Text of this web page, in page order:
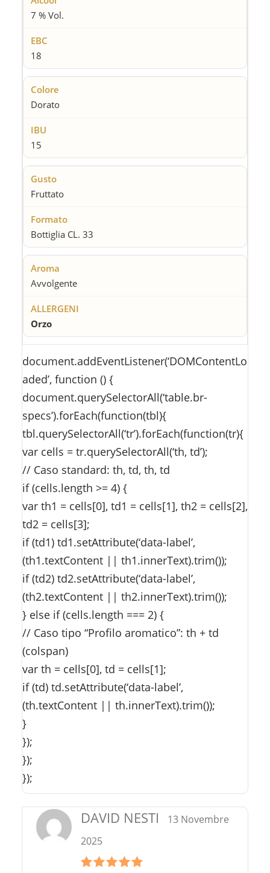
7 % Vol.
18
Dorato
15
Fruttato
Bottiglia CL. 33
Avvolgente
Orzo
document.addEventListener(‘DOMContentLo
aded’, function () {
document.querySelectorAll(‘table.br-
specs’).forEach(function(tbl){
tbl.querySelectorAll(‘tr’).forEach(function(tr){
var cells = tr.querySelectorAll(‘th, td’);
// Caso standard: th, td, th, td
if (cells.length >= 4) {
var th1 = cells[0], td1 = cells[1], th2 = cells[2],
td2 = cells[3];
if (td1) td1.setAttribute(‘data-label’,
(th1.textContent || th1.innerText).trim());
if (td2) td2.setAttribute(‘data-label’,
(th2.textContent || th2.innerText).trim());
} else if (cells.length === 2) {
// Caso tipo “Profilo aromatico”: th + td
(colspan)
var th = cells[0], td = cells[1];
if (td) td.setAttribute(‘data-label’,
(th.textContent || th.innerText).trim());
}
});
});
});
DAVID NESTI
13 Novembre
2025